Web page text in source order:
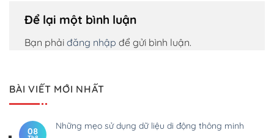
Để lại một bình luận
Bạn phải đăng nhập để gửi bình luận.
BÀI VIẾT MỚI NHẤT
08 Những mẹo sử dụng dữ liệu di động thông minh